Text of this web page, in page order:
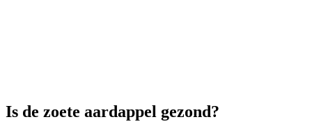
Is de zoete aardappel gezond?